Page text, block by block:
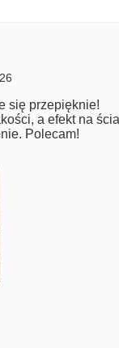
się przepięknie!
a efekt na
Polecam!